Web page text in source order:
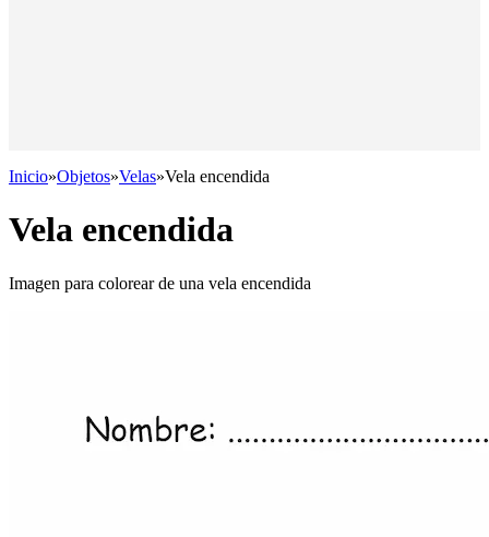
Inicio»Objetos»Velas»Vela encendida
Vela encendida
Imagen para colorear de una vela encendida